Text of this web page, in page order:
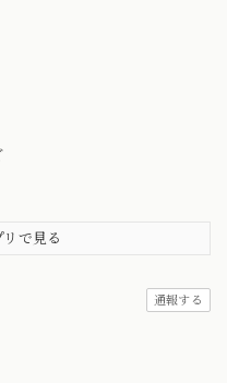
で見る
通報する